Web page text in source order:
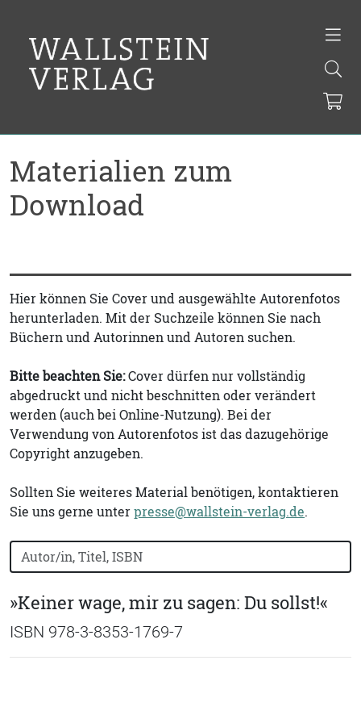
Materialien zum
Download
Hier können Sie Cover und ausgewählte Autorenfotos
herunterladen. Mit der Suchzeile können Sie nach
Büchern und Autorinnen und Autoren suchen.
Bitte beachten Sie:Cover dürfen nur vollständig
abgedruckt und nicht beschnitten oder verändert
werden (auch bei Online-Nutzung). Bei der
Verwendung von Autorenfotos ist das dazugehörige
Copyright anzugeben.
Sollten Sie weiteres Material benötigen, kontaktieren
Sie uns gerne unterpresse@wallstein-verlag.de.
Bücher nach Buchtitel, Autorennamen oder ISBN
»Keiner wage, mir zu sagen: Du sollst!«
ISBN 978-3-8353-1769-7